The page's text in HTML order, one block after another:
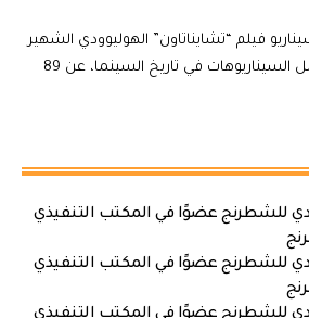
فيلم “تشايناتاون” الهوليوودي الشهير
الذي يوصف بأنه من أفضل السيناريوهات في تاريخ السينما، عن 89
للشطرنج عضوًا في المكتب التنفيذي
للشطرنج عضوًا في المكتب التنفيذي